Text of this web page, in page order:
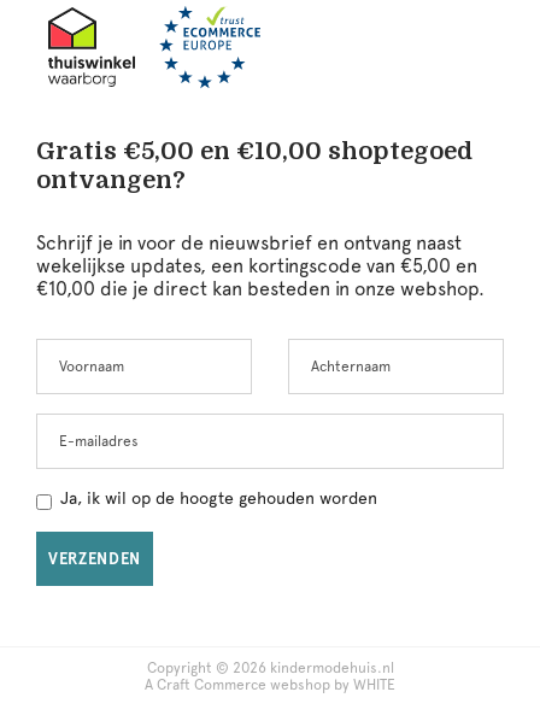
Gratis €5,00 en €10,00 shoptegoed
ontvangen?
Schrijf je in voor de nieuwsbrief en ontvang naast
wekelijkse updates, een kortingscode van €5,00 en
€10,00 die je direct kan besteden in onze webshop.
this
Ja, ik wil op de hoogte gehouden worden
VERZENDEN
Copyright © 2026 kindermodehuis.nl
A Craft Commerce webshop by WHITE